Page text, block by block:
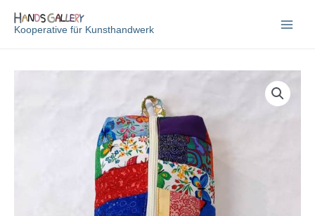
InhaltKooperative für Kunsthandwerk